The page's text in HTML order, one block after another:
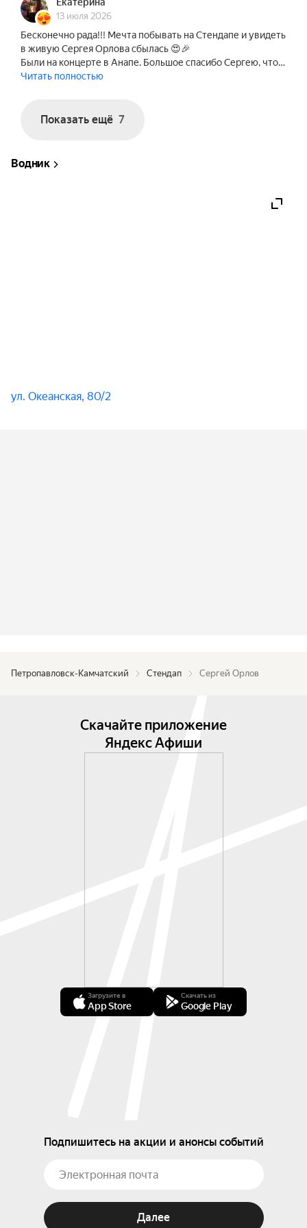
13 июля 2026
Бесконечно рада!!! Мечта побывать на Стендапе и увидеть
в живую Сергея Орлова сбылась 😍🎉
Были на концерте в Анапе. Большое спасибо Сергею, что…
Читать полностью
Показать ещё 7
Водник
ул. ​Океанская, 80/2
Петропавловск-Камчатский Стендап Сергей Орлов
Скачайте приложение
Яндекс Афиши
Загрузите в
App Store
Скачать из
Google Play
Подпишитесь на акции и анонсы событий
Далее